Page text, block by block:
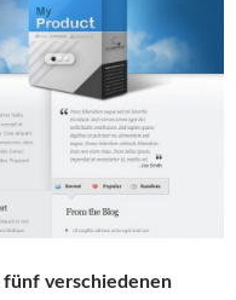
fünf verschiedenen